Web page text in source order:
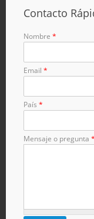
Contacto
Nombre *
Email *
País *
Mensaje o pregunta *